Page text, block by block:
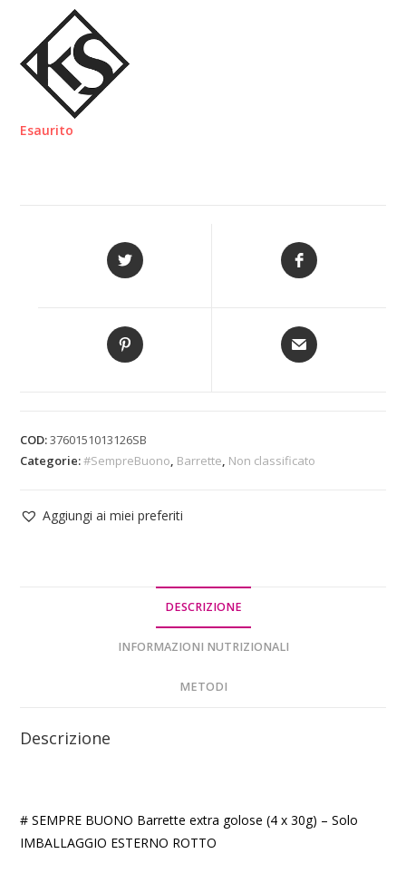
Esaurito
COD:3760151013126SB
Categorie:#SempreBuono, Barrette, Non classificato
Aggiungi ai miei preferiti
DESCRIZIONE
INFORMAZIONI NUTRIZIONALI
METODI
Descrizione
# SEMPRE BUONO Barrette extra golose (4 x 30g) – Solo
IMBALLAGGIO ESTERNO ROTTO